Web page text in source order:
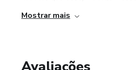
Mostrar mais